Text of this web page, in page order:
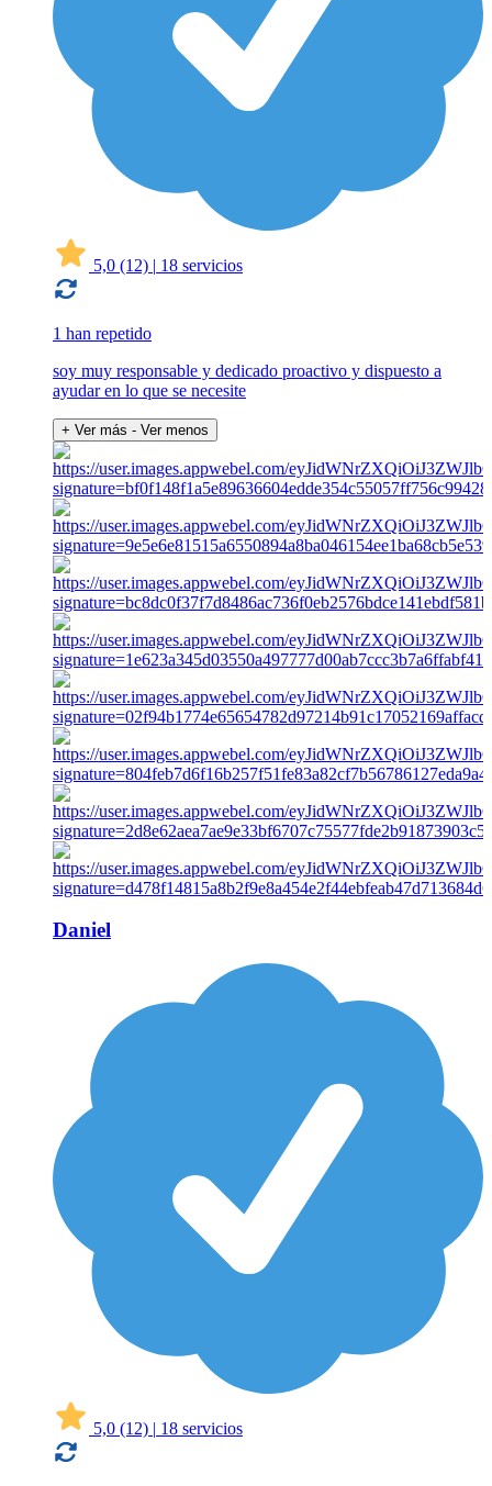
5,0 (12) | 18 servicios
1 han repetido
soy muy responsable y dedicado proactivo y dispuesto a
ayudar en lo que se necesite
+ Ver más - Ver menos
Daniel
5,0 (12) | 18 servicios